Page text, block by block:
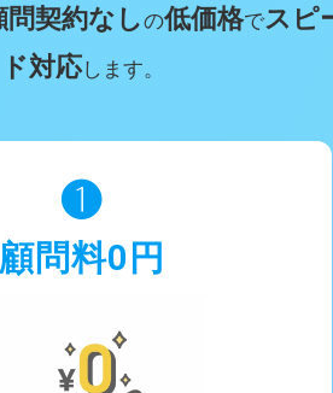
問契約なしの低価格でスピ
ド対応します。
❶
顧問料0円